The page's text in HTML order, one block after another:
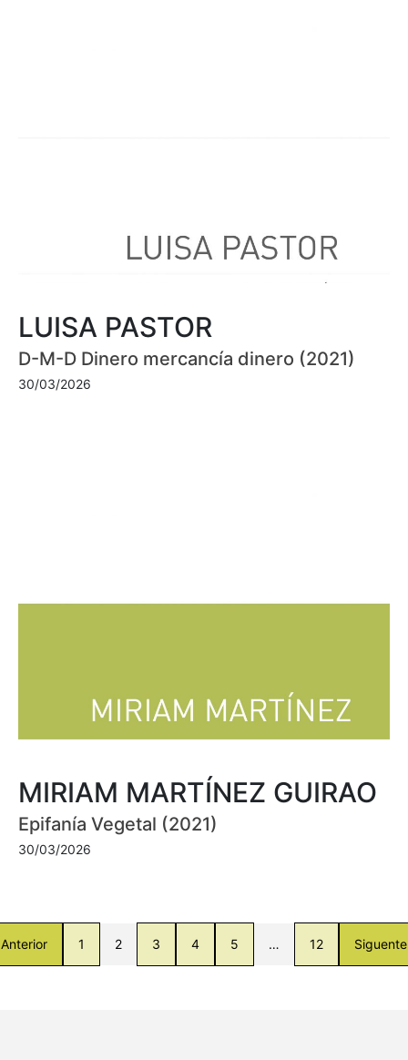
LUISA PASTOR
D-M-D Dinero mercancía dinero (2021)
30/03/2026
MIRIAM MARTÍNEZ GUIRAO
Epifanía Vegetal (2021)
30/03/2026
Anterior 1 2 3 4 5 … 12 Siguente